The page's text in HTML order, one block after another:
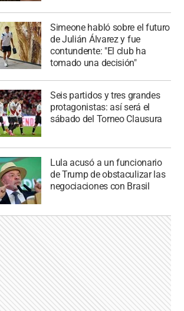
Simeone habló sobre el futuro
de Julián Álvarez y fue
contundente: "El club ha
tomado una decisión"
Seis partidos y tres grandes
protagonistas: así será el
sábado del Torneo Clausura
Lula acusó a un funcionario
de Trump de obstaculizar las
negociaciones con Brasil